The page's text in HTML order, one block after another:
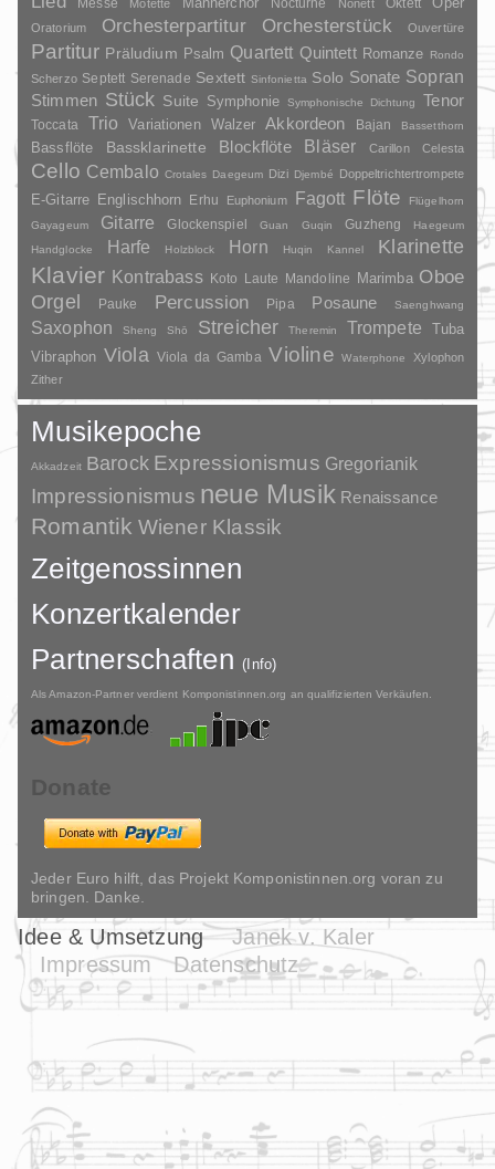
Messe Motette Männerchor Nonett Oktett
Oratorium Orchesterpartitur Orchesterstück Ouvertüre
Partitur Präludium Psalm Quartett Quintett Romanze Rondo
Scherzo Septett Serenade Sextett Sinfonietta Solo Sonate Sopran
Stimmen Stück Suite Symphonie Symphonische Dichtung Tenor
Toccata Trio Variationen Walzer Akkordeon Bajan Bassetthorn
Bassflöte Bassklarinette Blockflöte Bläser Carillon Celesta
Cello Cembalo Crotales Daegeum Dizi Djembé Doppeltrichtertrompete
E-Gitarre Englischhorn Erhu Euphonium Fagott Flöte
Flügelhorn
Gayageum
Gitarre Glockenspiel Guan Guqin Guzheng
Haegeum
Handglocke
Harfe Holzblock Horn Huqin Kannel Klarinette
Klavier Kontrabass Koto Laute Mandoline Marimba Oboe
Orgel Pauke Percussion Pipa Posaune Saenghwang
Saxophon Sheng Shō Streicher Theremin Trompete
Tuba
Vibraphon Viola Viola da Gamba Violine Waterphone
Xylophon
Zither
Musikepoche
Akkadzeit Barock Expressionismus Gregorianik
Impressionismus neue Musik Renaissance
Romantik Wiener Klassik
Zeitgenossinnen
Konzertkalender
Partnerschaften(Info)
Als Amazon-Partner verdient Komponistinnen.org an qualifizierten Verkäufen.
Donate
Jeder Euro hilft, das Projekt Komponistinnen.org voran zu
bringen. Danke.
Idee & Umsetzung
Janek v. Kaler
Impressum
Datenschutz